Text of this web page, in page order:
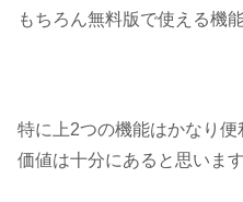
もちろん無料版で使える機
特に上2つの機能はかなり便
価値は十分にある と思います